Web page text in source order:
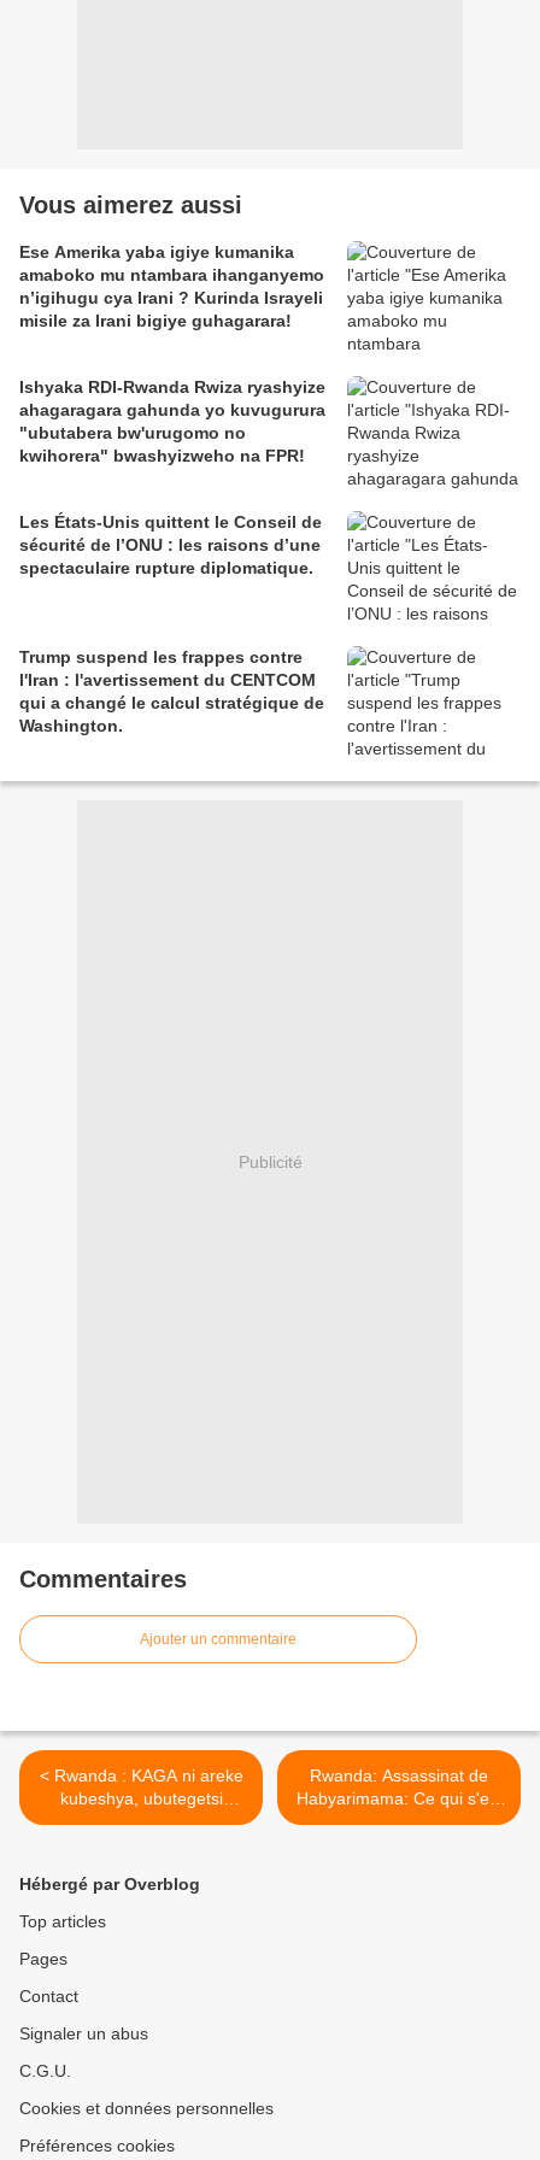
Vous aimerez aussi
Ese Amerika yaba igiye kumanika
amaboko mu ntambara ihanganyemo
n’igihugu cya Irani ? Kurinda Israyeli
misile za Irani bigiye guhagarara!
Ishyaka RDI-Rwanda Rwiza ryashyize
ahagaragara gahunda yo kuvugurura
"ubutabera bw'urugomo no
kwihorera" bwashyizweho na FPR!
Les États-Unis quittent le Conseil de
sécurité de l’ONU : les raisons d’une
spectaculaire rupture diplomatique.
Trump suspend les frappes contre
l'Iran : l'avertissement du CENTCOM
qui a changé le calcul stratégique de
Washington.
Publicité
Commentaires
Ajouter un commentaire
< Rwanda : KAGA ni areke
kubeshya, ubutegetsi
yafashe ku ngufu
Rwanda: Assassinat de
Habyarimama: Ce qui s'est
réellement passé quelques
Hébergé par Overblog
Top articles
Pages
Contact
Signaler un abus
C.G.U.
Cookies et données personnelles
Préférences cookies